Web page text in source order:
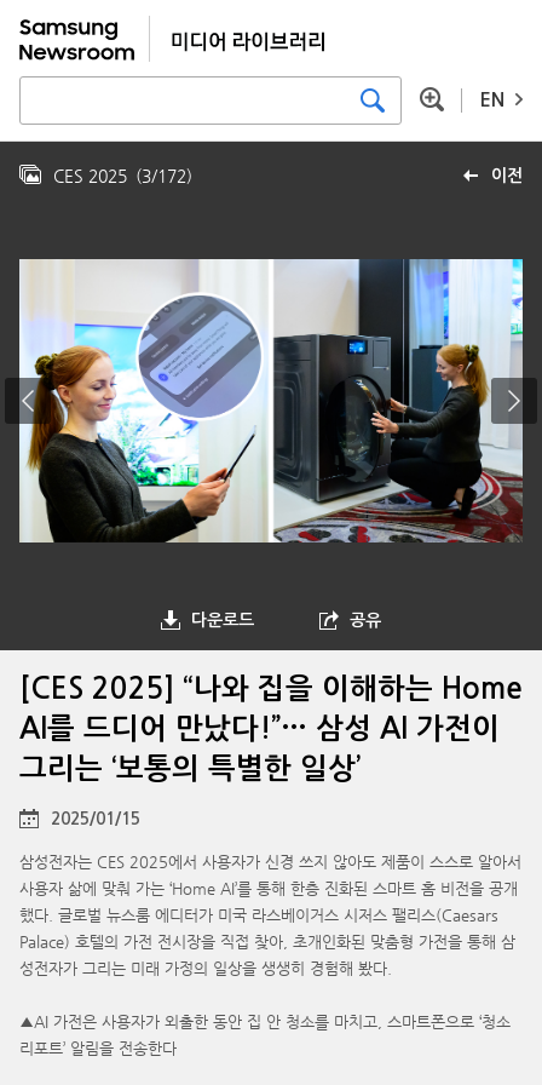
EN
이전
CES 2025 (3/172)
다운로드 공유
[CES 2025] “나와 집을 이해하는 Home
AI를 드디어 만났다!”… 삼성 AI 가전이
그리는 ‘보통의 특별한 일상’
2025/01/15
삼성전자는 CES 2025에서 사용자가 신경 쓰지 않아도 제품이 스스로 알아서
사용자 삶에 맞춰 가는 ‘Home AI’를 통해 한층 진화된 스마트 홈 비전을 공개
했다. 글로벌 뉴스룸 에디터가 미국 라스베이거스 시저스 팰리스(Caesars
Palace) 호텔의 가전 전시장을 직접 찾아, 초개인화된 맞춤형 가전을 통해 삼
성전자가 그리는 미래 가정의 일상을 생생히 경험해 봤다.
▲AI 가전은 사용자가 외출한 동안 집 안 청소를 마치고, 스마트폰으로 ‘청소
리포트’ 알림을 전송한다